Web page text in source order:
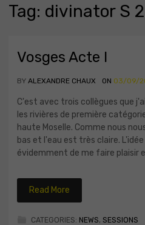
Tag: divinatorS
Vosges Acte I
BY ALEXANDRE CHAUX ON 03/09/
C'est avec trois collègues que
les rivières de première
haute Moselle. Comme nous
bas et l'eau est très claire.
évidemment de me faire plaisir
Read More
CATEGORIES: NEWS, SESSIONS